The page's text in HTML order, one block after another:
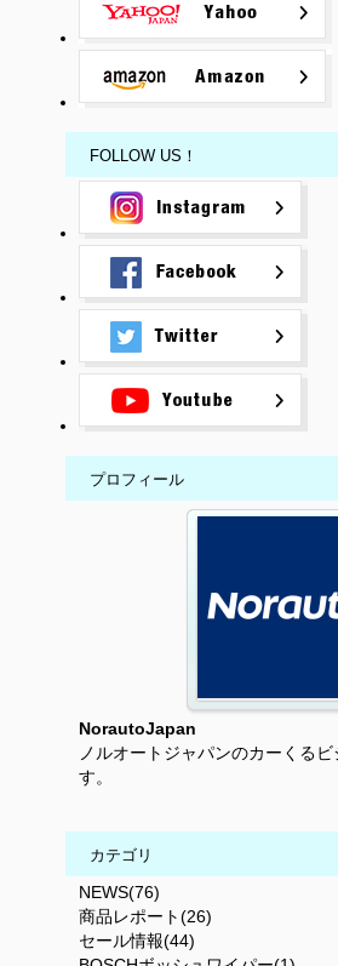
FOLLOW US！
プロフィール
NorautoJapan
ノルオートジャパンのカーくる
す。
カテゴリ
NEWS(76)
商品レポート(26)
セール情報(44)